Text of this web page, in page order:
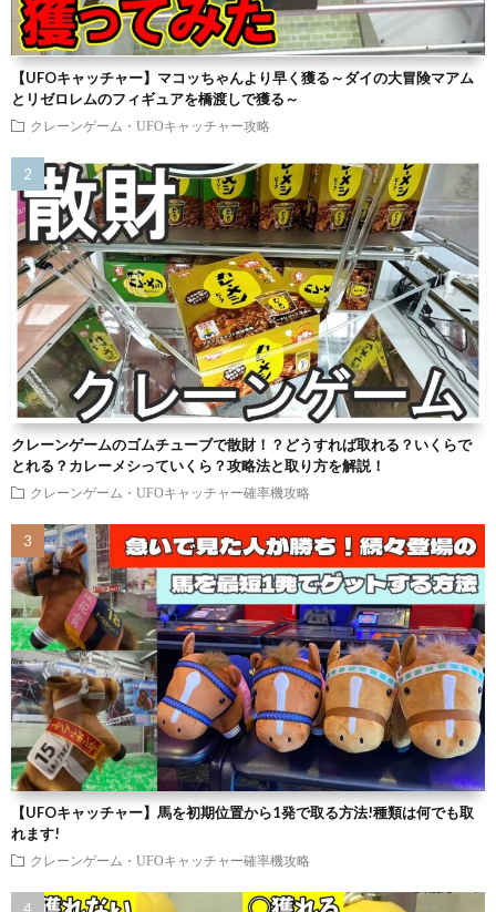
【UFOキャッチャー】マコッちゃんより早く獲る～ダイの大冒険マアム
とリゼロレムのフィギュアを橋渡しで獲る～
クレーンゲーム・UFOキャッチャー攻略
クレーンゲームのゴムチューブで散財！？どうすれば取れる？いくらで
とれる？カレーメシっていくら？攻略法と取り方を解説！
クレーンゲーム・UFOキャッチャー確率機攻略
【UFOキャッチャー】馬を初期位置から1発で取る方法!種類は何でも取
れます!
クレーンゲーム・UFOキャッチャー確率機攻略